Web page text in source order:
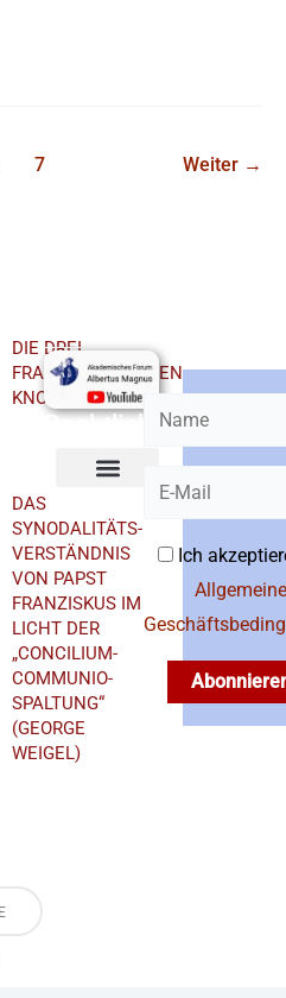
7 Weiter →
DIE DREI
FRANZISKANISCHEN
KNOTEN
EmmeramForum
DAS
SYNODALITÄTS-
VERSTÄNDNIS
VON PAPST
FRANZISKUS IM
LICHT DER
„CONCILIUM-
COMMUNIO-
SPALTUNG“
(GEORGE
WEIGEL)
Rechtliches
Ich
Allgemeine